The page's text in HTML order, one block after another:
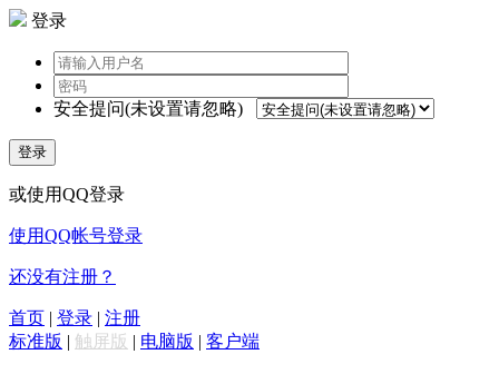
登录
安全提问(未设置请忽略)
登录
或使用QQ登录
使用QQ帐号登录
还没有注册？
首页 | 登录 | 注册
标准版 | 触屏版 | 电脑版 | 客户端